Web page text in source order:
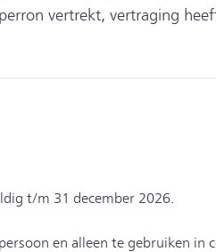
vertrekt, vertraging
t/m 31 december 2026.
en alleen te gebruiken in